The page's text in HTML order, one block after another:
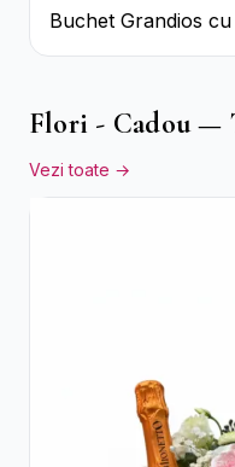
Buchet Grandios
Roșii
Flori - Cadou —
Vezi toate →